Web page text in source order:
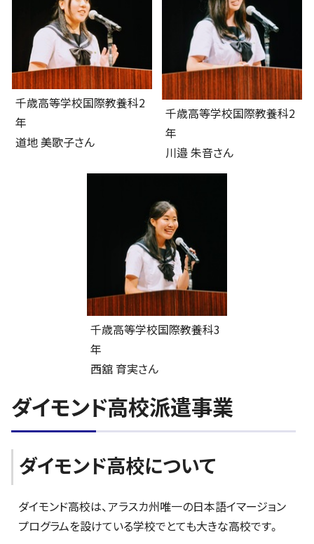
千歳高等学校国際教養科2
年
道地 美歌子さん
千歳高等学校国際教養科2
年
川邉 朱音さん
千歳高等学校国際教養科3
年
西舘 育実さん
ダイモンド高校派遣事業
ダイモンド高校について
ダイモンド高校は、アラスカ州唯一の日本語イマージョン
プログラムを設けている学校でとても大きな高校です。